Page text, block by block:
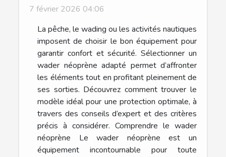
7 février 2026 04:06
La pêche, le wading ou les activités nautiques
imposent de choisir le bon équipement pour
garantir confort et sécurité. Sélectionner un
wader néoprène adapté permet d’affronter
les éléments tout en profitant pleinement de
ses sorties. Découvrez comment trouver le
modèle idéal pour une protection optimale, à
travers des conseils d’expert et des critères
précis à considérer. Comprendre le wader
néoprène Le wader néoprène est un
équipement incontournable pour toute